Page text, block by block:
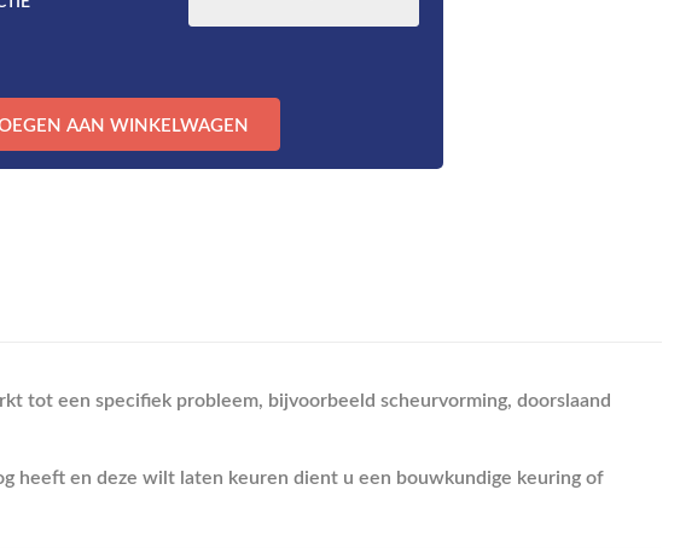
AAN WINKELWAGEN
tot een specifiek probleem, bijvoorbeeld scheurvorming, doorslaand
heeft en deze wilt laten keuren dient u een bouwkundige keuring of